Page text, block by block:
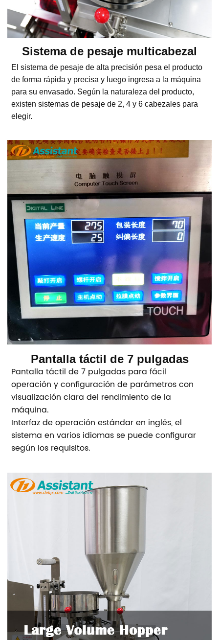
Sistema de pesaje multicabezal
El sistema de pesaje de alta precisión pesa el producto
de forma rápida y precisa y luego ingresa a la máquina
para su envasado. Según la naturaleza del producto,
existen sistemas de pesaje de 2, 4 y 6 cabezales para
elegir.
Pantalla táctil de 7 pulgadas
Pantalla táctil de 7 pulgadas para fácil
operación y configuración de parámetros con
visualización clara del rendimiento de la
máquina.
Interfaz de operación estándar en inglés, el
sistema en varios idiomas se puede configurar
según los requisitos.